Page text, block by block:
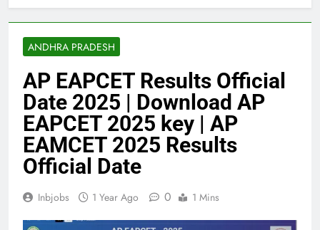
ANDHRA PRADESH
AP EAPCET Results Official
Date 2025 | Download AP
EAPCET 2025 key | AP
EAMCET 2025 Results
Official Date
Inbjobs 1 Year Ago 0 1 Mins